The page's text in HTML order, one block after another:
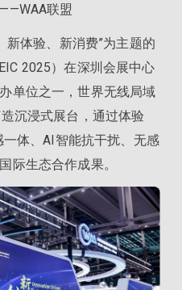
联盟
新体验、新消费”为主题的
2025）在深圳会展中心
单位之一，世界无线局域
沉浸式展台，通过体验
体、AI智能抗干扰、无感
际生态合作成果。